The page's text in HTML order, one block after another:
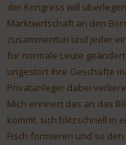
der Kongress will
Marktwirtschaft an den
zusammentun und jeder
für normale Leute
ungestört ihre Geschäfte
Privatanleger dabei
Mich erinnert das an das
kommt, sich blitzschnell in
Fisch formieren und so